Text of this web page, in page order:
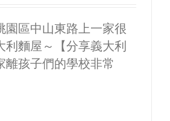
園區中山東路上一家很
利麵屋～【分享義大利
離孩子們的學校非常